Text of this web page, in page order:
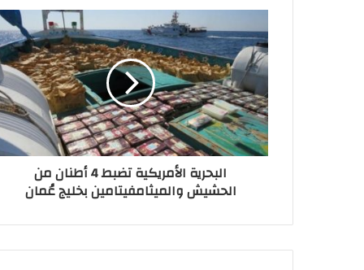
البحرية الأمريكية تضبط 4 أطنان من
الحشيش والميثامفيتامين بخليج عُمان